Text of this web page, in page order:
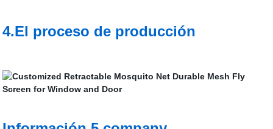
4.El proceso de producción